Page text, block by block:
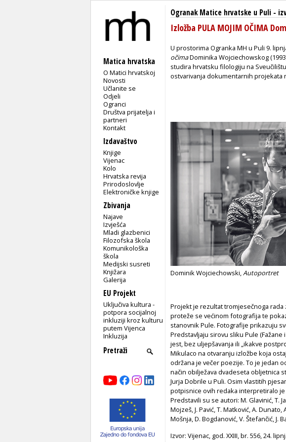
Matica hrvatska
O Matici hrvatskoj
Novosti
Učlanite se
Odjeli
Ogranci
Društva prijatelja i
partneri
Kontakt
Izdavaštvo
Knjige
Vijenac
Kolo
Hrvatska revija
Prirodoslovlje
Elektroničke knjige
Zbivanja
Najave
Izvješća
Mladi glazbenici
Filozofska škola
Komunikološka
škola
Medijski susreti
Knjižara
Galerija
EU Projekt
Uključiva kultura -
potpora socijalnoj
inkluziji kroz kulturu
putem Vijenca
Inkluzija
Ogranak Matice hrvatske u Puli -
Izložba PULA MOJIM OČIMA
U prostorima Ogranka MH u Puli 9.
očimaDominika Wojciechowskog
studira hrvatsku filologiju na
ostvarivanja dokumentarnih projekata
Dominik Wojciechowski, Autoportret
Projekt je rezultat tromjesečnoga rada
proteže se većinom fotografija te
stanovnik Pule. Fotografije prikazuju
Predstavljaju sirovu sliku Pule (Fažane
jest, bez uljepšavanja ili „ikakve
Mikulaco na otvaranju izložbe koja
održana je večer poezije. To je jedan
način obilježava dvadeseta obljetnica
Jurja Dobrile u Puli. Osim vlastitih
potpisnice ovih redaka interpretiralo
Predstavili su se autori: M. Glavinić, T.
Mojzeš, J. Pavić, T. Matković, A. Dunato,
Mošnja, D. Bogdanović, V. Štefančić, J.
Izvor: Vijenac, god. XXIII, br. 556, 24.